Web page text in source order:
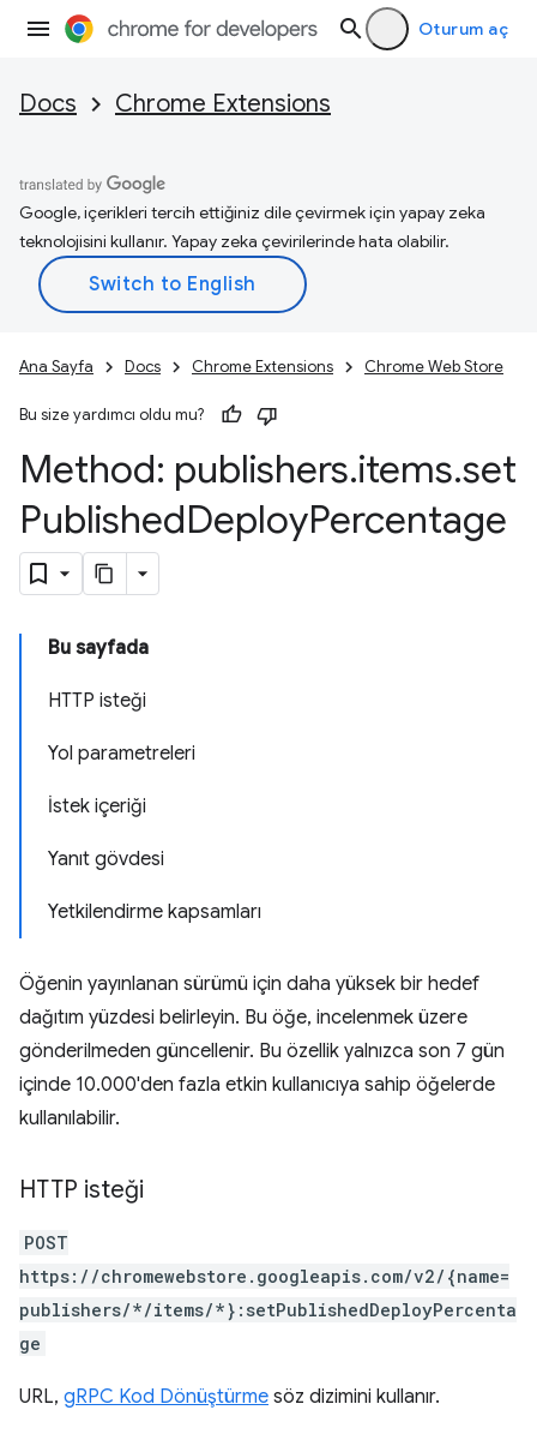
Oturum aç
Docs Chrome Extensions
Google, içerikleri tercih ettiğiniz dile çevirmek için yapay zeka
teknolojisini kullanır. Yapay zeka çevirilerinde hata olabilir.
Ana Sayfa Docs Chrome Extensions Chrome Web Store
Bu size yardımcı oldu mu?
Method: publishers.items.set
PublishedDeployPercentage
Bu sayfada
HTTP isteği
Yol parametreleri
İstek içeriği
Yanıt gövdesi
Yetkilendirme kapsamları
Öğenin yayınlanan sürümü için daha yüksek bir hedef
dağıtım yüzdesi belirleyin. Bu öğe, incelenmek üzere
gönderilmeden güncellenir. Bu özellik yalnızca son 7 gün
içinde 10.000'den fazla etkin kullanıcıya sahip öğelerde
kullanılabilir.
HTTP isteği
POST
https://chromewebstore.googleapis.com/v2/{name=
publishers/*/items/*}:setPublishedDeployPercenta
ge
URL, gRPC Kod Dönüştürme söz dizimini kullanır.